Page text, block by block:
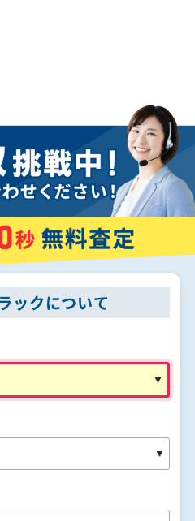
ックについて